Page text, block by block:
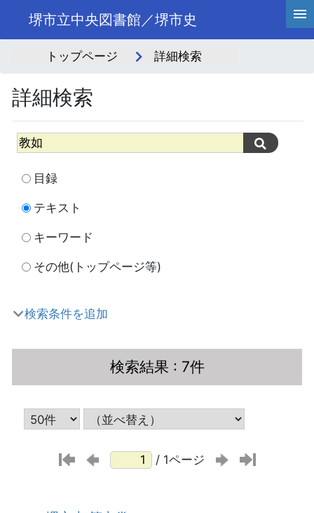
堺市立中央図書館／堺市史
トップページ 詳細検索
詳細検索
目録
テキスト
キーワード
その他(トップページ等)
検索条件を追加
検索結果 : 7件
/ 1ページ